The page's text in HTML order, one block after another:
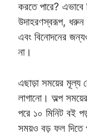
করতে পারে?
উদাহরণস্বরূপ, ধরুন
এবং বিনোদনের
না।
এছাড়া সময়ের মূল্য
লাগানো। অল্প
পরে ১০ মিনিট বই
সময়ও বড় ফল দিতে